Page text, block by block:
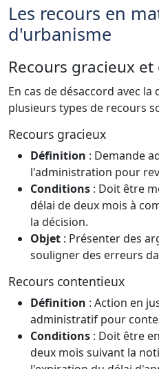
Les recours en
d'urbanisme
Recours gracieux
En cas de désaccord avec
plusieurs types de recours
Recours gracieux
Définition : Demande
l'administration pour
Conditions : Doit être
délai de deux mois à
la décision.
Objet : Présenter des
souligner des erreurs
Recours contentieux
Définition : Action en
administratif pour
Conditions : Doit être
deux mois suivant la